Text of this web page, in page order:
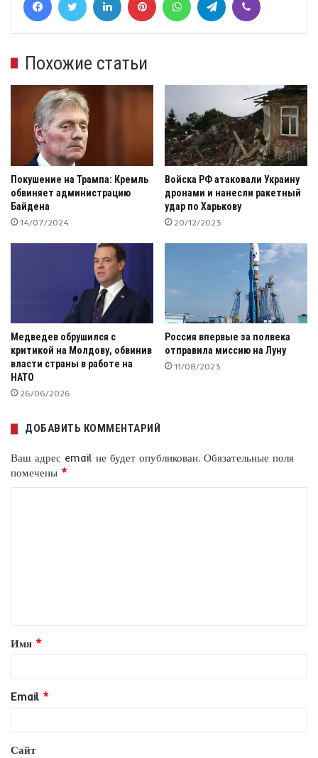
Похожие статьи
Покушение на Трампа: Кремль
обвиняет администрацию
Байдена
14/07/2024
Войска РФ атаковали Украину
дронами и нанесли ракетный
удар по Харькову
20/12/2023
Медведев обрушился с
критикой на Молдову, обвинив
власти страны в работе на
НАТО
26/06/2026
Россия впервые за полвека
отправила миссию на Луну
11/08/2023
ДОБАВИТЬ КОММЕНТАРИЙ
Ваш адрес email не будет опубликован. Обязательные поля
помечены *
т
а
и
й
*
Имя *
Email *
Сайт